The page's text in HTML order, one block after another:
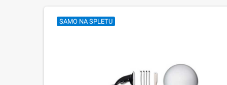
SAMO NA SPLETU